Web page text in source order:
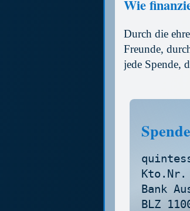
Wie
Durch die
Freunde,
jede Spende,
Kto.Nr.
Bank
BLZ